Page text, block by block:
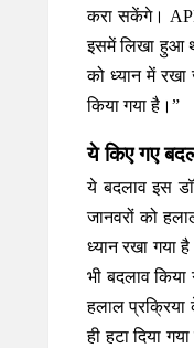
करा सकेंगे।
इसमें लिखा हुआ
को ध्यान में
किया गया है।”
ये किए गए
ये बदलाव इस
जानवरों को
ध्यान रखा गया
भी बदलाव
हलाल प्रक्रिया
ही हटा दिया